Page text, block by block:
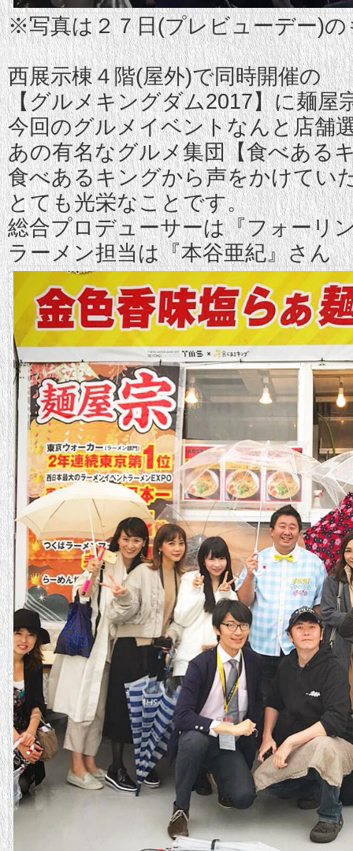
※写真は２７日(プレビューデー)の
西展示棟４階(屋外)で同時開催の
【グルメキングダム2017】に麺屋
今回のグルメイベントなんと店舗
あの有名なグルメ集団【食べある
食べあるキングから声をかけてい
とても光栄なことです。
総合プロデューサーは『フォー
ラーメン担当は『本谷亜紀』さん